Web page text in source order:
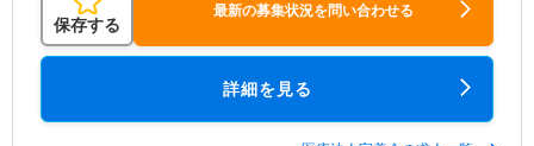
保存する
最新の募集状況を問い合わせる
詳細を見る